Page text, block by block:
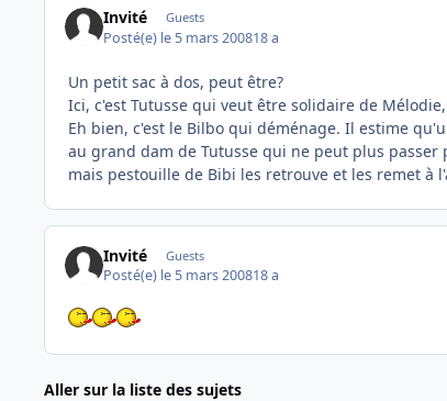
Invité Guests
Posté(e) le 5 mars 200818 a
Un petit sac à dos, peut être?
Ici, c'est Tutusse qui veut être solidaire de
Eh bien, c'est le Bilbo qui déménage. Il estime
au grand dam de Tutusse qui ne peut plus
mais pestouille de Bibi les retrouve et les remet à
Invité Guests
Posté(e) le 5 mars 200818 a
Aller sur la liste des sujets